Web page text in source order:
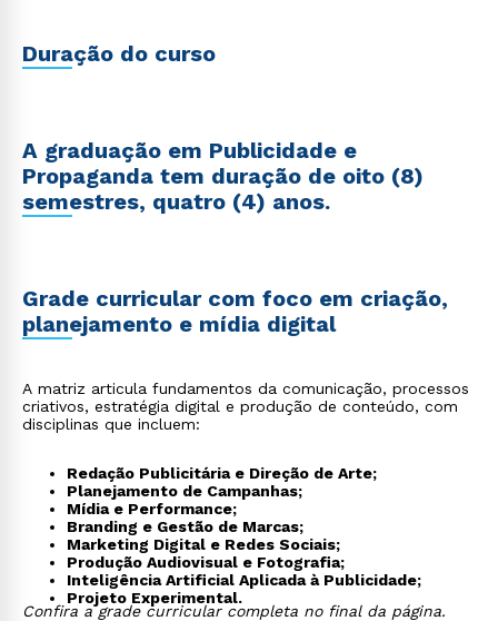
Duração do curso
A graduação em Publicidade e
Propaganda tem duração de oito (8)
semestres, quatro (4) anos.
Grade curricular com foco em criação,
planejamento e mídia digital
A matriz articula fundamentos da comunicação, processos
criativos, estratégia digital e produção de conteúdo, com
disciplinas que incluem:
Redação Publicitária e Direção de Arte;
Planejamento de Campanhas;
Mídia e Performance;
Branding e Gestão de Marcas;
Marketing Digital e Redes Sociais;
Produção Audiovisual e Fotografia;
Inteligência Artificial Aplicada à Publicidade;
Projeto Experimental.
Confira a grade curricular completa no final da página.